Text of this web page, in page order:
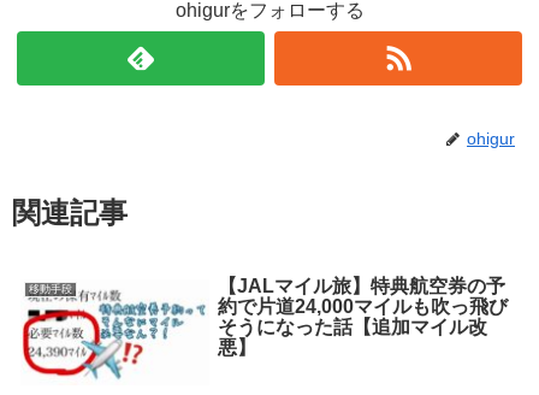
ohigurをフォローする
ohigur
関連記事
移動手段
【JALマイル旅】特典航空券の予
約で片道24,000マイルも吹っ飛び
そうになった話【追加マイル改
悪】